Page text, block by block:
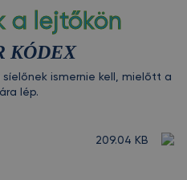
a lejtőkön
KÓDEX
ismernie kell, mielőtt a
lép.
209.04 KB